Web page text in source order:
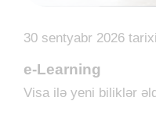
30 sentyabr 2026
e-Learning
Visa ilə yeni biliklər